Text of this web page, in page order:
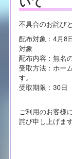
不具合のお詫び
配布対象：4月8
対象
配布内容：無名
受取方法：ホー
す。
受取期限：30日
ご利用のお客様
詫び申し上げます